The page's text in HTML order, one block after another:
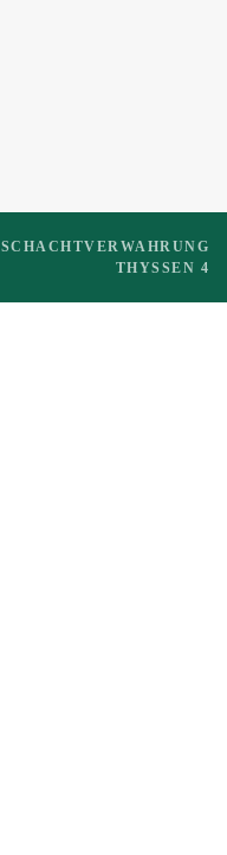
SCHACHTVERWAHRUNG
THYSSEN 4